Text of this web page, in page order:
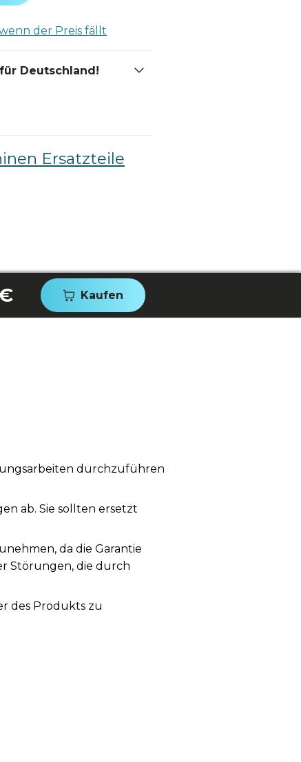
der Preis fällt
Deutschland!
Ersatzteile
Kaufen
durchzuführen
ab. Sie sollten ersetzt
da die Garantie
Störungen, die durch
des Produkts zu